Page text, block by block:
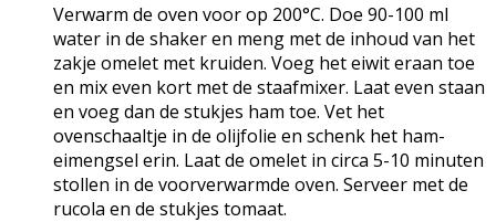
Verwarm de oven voor op 200°C. Doe 90-100 ml
water in de shaker en meng met de inhoud van het
zakje omelet met kruiden. Voeg het eiwit eraan toe
en mix even kort met de staafmixer. Laat even staan
en voeg dan de stukjes ham toe. Vet het
ovenschaaltje in de olijfolie en schenk het ham-
eimengsel erin. Laat de omelet in circa 5-10 minuten
stollen in de voorverwarmde oven. Serveer met de
rucola en de stukjes tomaat.